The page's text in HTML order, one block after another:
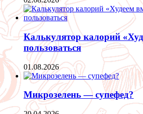
Калькулятор калорий
пользоваться
01.08.2026
Микрозелень — супефед?